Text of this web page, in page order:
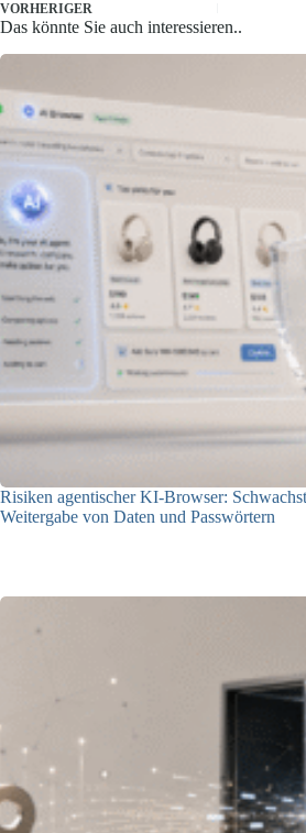
VORHERIGER
Das könnte Sie auch interessieren..
Risiken agentischer KI-Browser:
Weitergabe von Daten und Passwörtern